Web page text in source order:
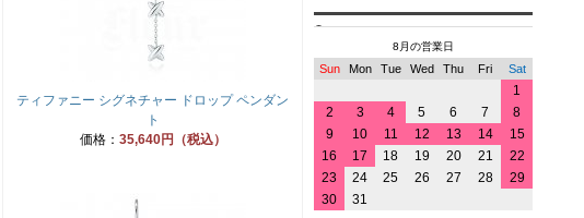
ティファニー シグネチャー ドロップ ペンダン
ト
価格： 35,640円（税込）
8月の営業日
Sun Mon Tue Wed Thu Fri Sat
1
2
3 4 5 6 7
8
9
10 11 12 13 14
15
16
17 18 19 20 21
22
23
24 25 26 27 28
29
30
31